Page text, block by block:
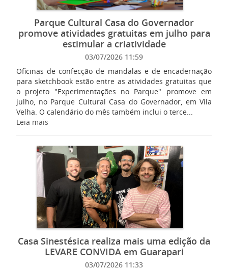
Parque Cultural Casa do Governador
promove atividades gratuitas em julho para
estimular a criatividade
03/07/2026 11:59
Oficinas de confecção de mandalas e de encadernação
para sketchbook estão entre as atividades gratuitas que
o projeto "Experimentações no Parque" promove em
julho, no Parque Cultural Casa do Governador, em Vila
Velha. O calendário do mês também inclui o terce...
Leia mais
Casa Sinestésica realiza mais uma edição da
LEVARE CONVIDA em Guarapari
03/07/2026 11:33